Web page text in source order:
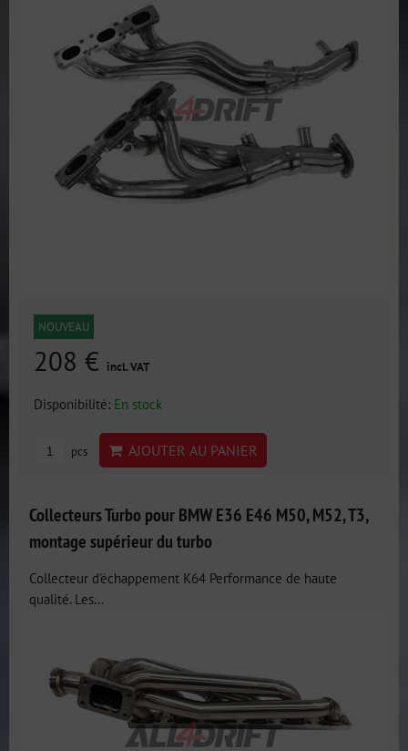
NOUVEAU
208 € incl. VAT
Disponibilité: En stock
pcs AJOUTER AU PANIER
Collecteurs Turbo pour BMW E36 E46 M50, M52, T3,
montage supérieur du turbo
Collecteur d'échappement K64 Performance de haute
qualité. Les...